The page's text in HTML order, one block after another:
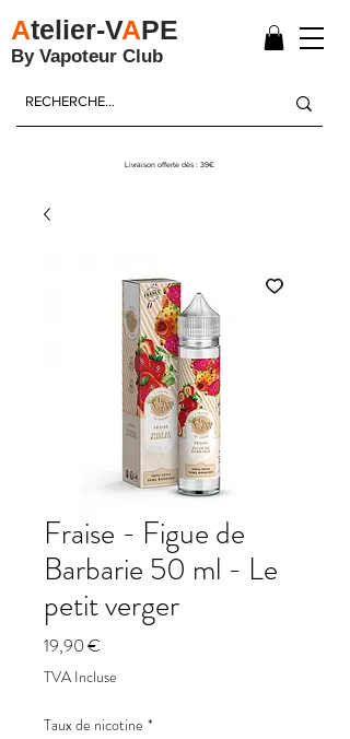
Livraison offerte dès : 39€
Atelier-VAPE
By Vapoteur Club
Fraise - Figue de
Barbarie 50 ml - Le
petit verger
19,90 €
TVA Incluse
Taux de nicotine *